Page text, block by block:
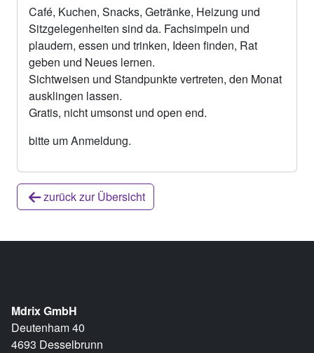
Café, Kuchen, Snacks, Getränke, Heizung und
Sitzgelegenheiten sind da. Fachsimpeln und
plaudern, essen und trinken, Ideen finden, Rat
geben und Neues lernen.
Sichtweisen und Standpunkte vertreten, den Monat
ausklingen lassen.
Gratis, nicht umsonst und open end.
bitte um Anmeldung.
zurück zur Übersicht
Mdrix GmbH
Deutenham 40
4693 Desselbrunn